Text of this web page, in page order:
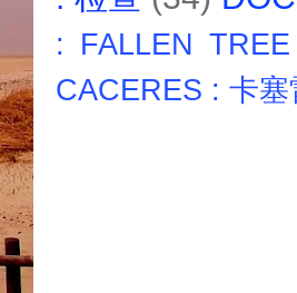
: FALLEN
CACERES : 卡塞